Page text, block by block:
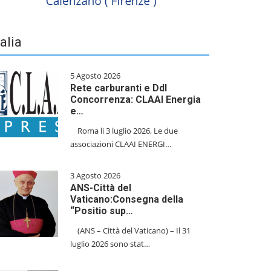
5 Agosto 2026
Rete carburanti e Ddl
Concorrenza: CLAAI Energia
e…
​Roma li 3 luglio 2026, Le due
associazioni CLAAI ENERGI…
3 Agosto 2026
ANS-Città del
Vaticano:Consegna della
“Positio sup…
(ANS – Città del Vaticano) – Il 31
luglio 2026 sono stat…